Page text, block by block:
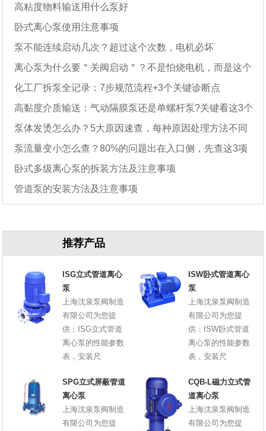
高粘度物料输送用什么泵好
卧式离心泵使用注意事项
泵不能连续启动几次？超过这个次数，电机必坏
离心泵为什么要＂关阀启动＂？不是怕烧电机，而是这个
原因化工厂拆泵全记录：7步规范流程+3个关键诊断点
高黏度介质输送：气动隔膜泵还是单螺杆泵?关键看这3个
参数泵体发烫怎么办？5大原因速查，每种原因处理方法不同
泵流量变小怎么查？80%的问题出在入口侧，先查这3项
卧式多级离心泵的拆装方法及注意事项
管道泵的安装方法及注意事项
推荐产品
ISG立式管道离心
泵
上海沈泉泵阀制造
有限公司为您提
供：ISG立式管道
离心泵的性能参数
表，安装尺
ISW卧式管道离心
泵
上海沈泉泵阀制造
有限公司为您提
供：ISW卧式管道
离心泵的性能参数
表，安装尺
SPG立式屏蔽管道
离心泵
上海沈泉泵阀制造
有限公司为您提
CQB-L磁力立式管
道离心泵
上海沈泉泵阀制造
有限公司为您提